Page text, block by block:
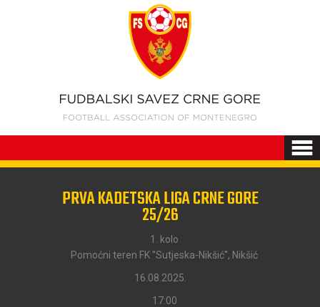
PRVA KADETSKA LIGA CRNE GORE
25/26
1. kolo
Pomoćni teren FK ''Sutjeska-Nikšić'', Nikšić
16.08.2025.
17:00